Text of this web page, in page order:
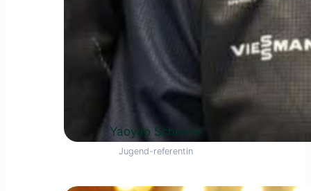
Yaoyao Scherrer
Jugend-referentin